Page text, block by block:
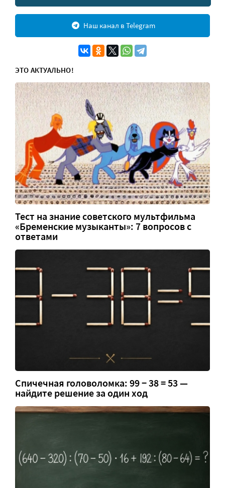
Наш канал в Telegram
ЭТО АКТУАЛЬНО!
Тест на знание советского мультфильма
«Бременские музыканты»: 7 вопросов с
ответами
Спичечная головоломка: 99 − 38 = 53 —
найдите решение за один ход